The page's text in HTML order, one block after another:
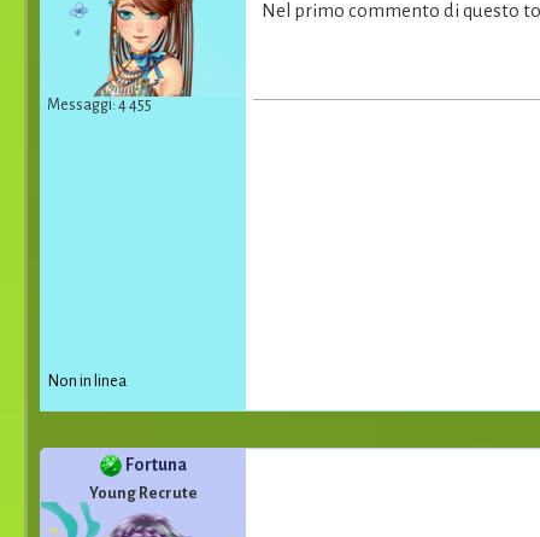
Messaggi: 4 455
Nel primo commento di questo
Non in linea
Fortuna
Young Recrute